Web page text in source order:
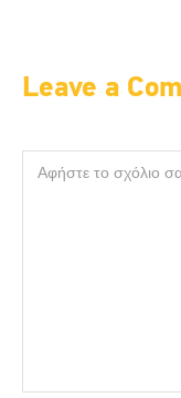
Leave a